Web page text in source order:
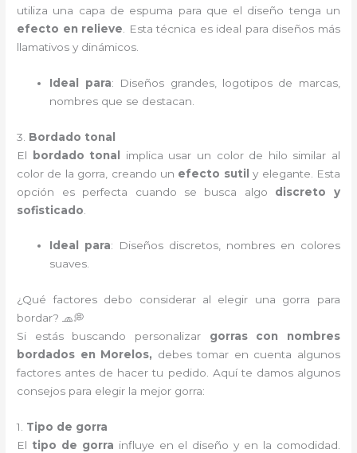
utiliza una capa de espuma para que el diseño tenga un
efecto en relieve . Esta técnica es ideal para diseños más
llamativos y dinámicos.
Ideal para: Diseños grandes, logotipos de marcas,
nombres que se destacan.
3. Bordado tonal
El bordado tonal implica usar un color de hilo similar al
color de la gorra, creando un efecto sutil y elegante. Esta
opción es perfecta cuando se busca algo discreto y
sofisticado
Ideal para: Diseños discretos, nombres en colores
suaves.
¿Qué factores debo considerar al elegir una gorra para
bordar? 🧢💭
Si estás buscando personalizar gorras con nombres
bordados en Morelos, debes tomar en cuenta algunos
factores antes de hacer tu pedido. Aquí te damos algunos
consejos para elegir la mejor gorra:
1. Tipo de gorra
El tipo de gorra influye en el diseño y en la comodidad.